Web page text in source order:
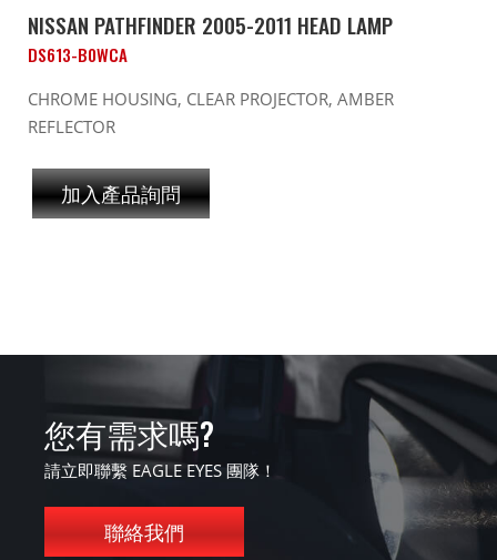
NISSAN PATHFINDER 2005-2011 HEAD LAMP
DS613-B0WCA
CHROME HOUSING, CLEAR PROJECTOR, AMBER
REFLECTOR
加入產品詢問
您有需求嗎?
請立即聯繫 EAGLE EYES 團隊！
聯絡我們